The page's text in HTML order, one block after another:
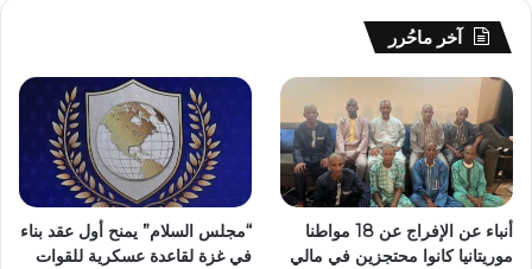
آخر ماحُرر
أنباء عن الإفراج عن 18 مواطنا
موريتانيا كانوا محتجزين في مالي
“مجلس السلام” يمنح أول عقد بناء
في غزة لقاعدة عسكرية للقوات